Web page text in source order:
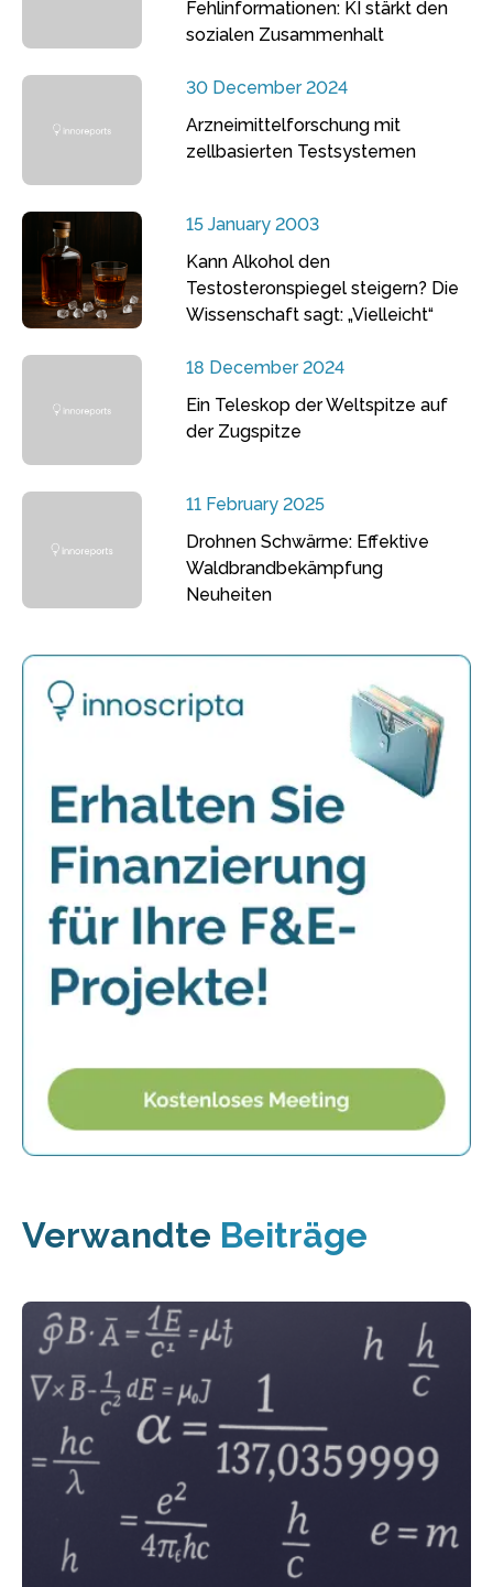
Fehlinformationen: KI stärkt den
sozialen Zusammenhalt
30 December 2024
Arzneimittelforschung mit
zellbasierten Testsystemen
15 January 2003
Kann Alkohol den
Testosteronspiegel steigern? Die
Wissenschaft sagt: „Vielleicht“
18 December 2024
Ein Teleskop der Weltspitze auf
der Zugspitze
11 February 2025
Drohnen Schwärme: Effektive
Waldbrandbekämpfung
Neuheiten
Verwandte Beiträge